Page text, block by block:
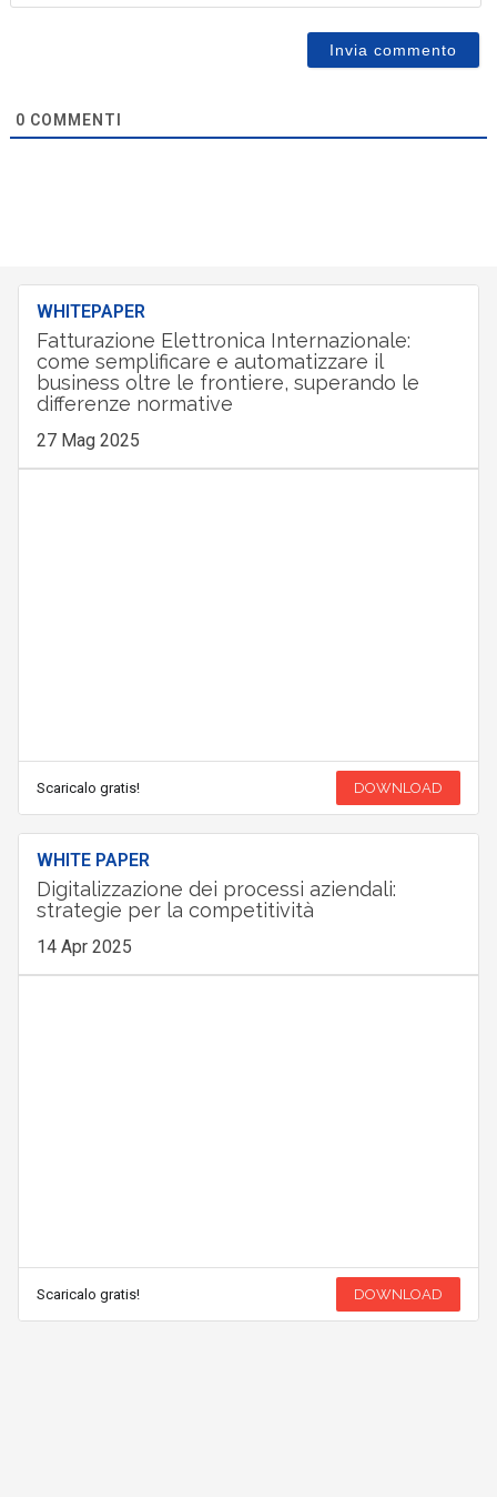
0 COMMENTI
WHITEPAPER
Fatturazione Elettronica Internazionale:
come semplificare e automatizzare il
business oltre le frontiere, superando le
differenze normative
27 Mag 2025
Scaricalo gratis! DOWNLOAD
WHITE PAPER
Digitalizzazione dei processi aziendali:
strategie per la competitività
14 Apr 2025
Scaricalo gratis! DOWNLOAD